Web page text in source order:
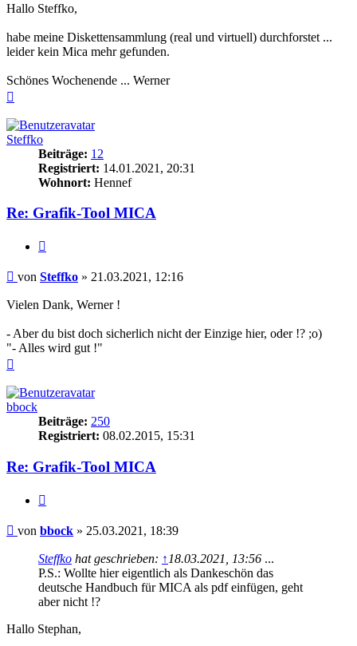
Hallo Steffko,
habe meine Diskettensammlung (real und virtuell) durchforstet ...
leider kein Mica mehr gefunden.
Schönes Wochenende ... Werner
Steffko
Beiträge: 12
Registriert: 14.01.2021, 20:31
Wohnort: Hennef
Re: Grafik-Tool MICA
Beitrag
von Steffko » 21.03.2021, 12:16
Vielen Dank, Werner !
- Aber du bist doch sicherlich nicht der Einzige hier, oder !? ;o)
"- Alles wird gut !"
bbock
Beiträge: 250
Registriert: 08.02.2015, 15:31
Re: Grafik-Tool MICA
Beitrag
von bbock » 25.03.2021, 18:39
Steffko hat geschrieben: ↑ 18.03.2021, 13:56 ...
P.S.: Wollte hier eigentlich als Dankeschön das
deutsche Handbuch für MICA als pdf einfügen, geht
aber nicht !?
Hallo Stephan,